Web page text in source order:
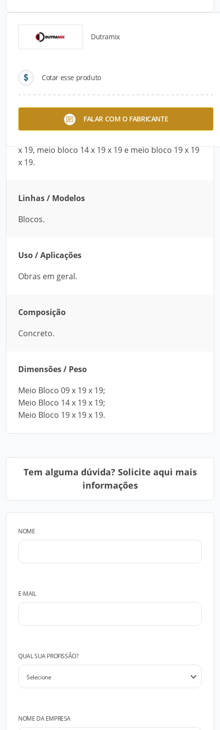
Dutramix
Cotar esse produto
FALAR COM O FABRICANTE
Detalhes do produto
Descrição do Produto
O 1/2 Bloco, fabricado pela Dutramix, é
produzido em concreto e é indicado para obras
x 19, meio bloco 14 x 19 x 19 e meio bloco 19 x 19
x 19.
Linhas / Modelos
Blocos.
Uso / Aplicações
Obras em geral.
Composição
Concreto.
Dimensões / Peso
Meio Bloco 09 x 19 x 19;
Meio Bloco 14 x 19 x 19;
Meio Bloco 19 x 19 x 19.
Tem alguma dúvida? Solicite aqui mais
informações
NOME
E-MAIL
QUAL SUA PROFISSÃO?
NOME DA EMPRESA